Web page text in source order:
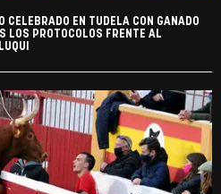
CELEBRADO EN TUDELA CON GANADO
LOS PROTOCOLOS FRENTE AL